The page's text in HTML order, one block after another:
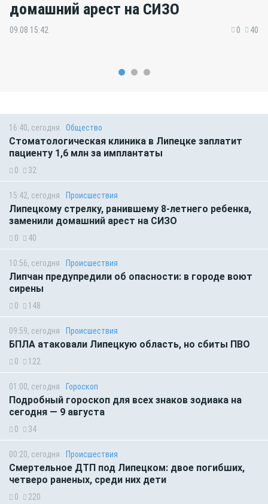
домашний арест на СИЗО
09.08 15:42 0 40
16:40, сегодня Общество
Стоматологическая клиника в Липецке заплатит
пациенту 1,6 млн за имплантаты
0 32
15:42, сегодня Происшествия
Липецкому стрелку, ранившему 8-летнего ребенка,
заменили домашний арест на СИЗО
0 40
10:56, сегодня Происшествия
Липчан предупредили об опасности: в городе воют
сирены
0 148
09:59, сегодня Происшествия
БПЛА атаковали Липецкую область, но сбиты ПВО
0 122
01:00, сегодня Гороскоп
Подробный гороскоп для всех знаков зодиака на
сегодня — 9 августа
0 34
00:20, сегодня Происшествия
Смертельное ДТП под Липецком: двое погибших,
четверо раненых, среди них дети
0 220